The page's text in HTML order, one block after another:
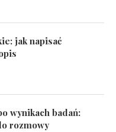
jak napisać
wynikach badań:
rozmowy